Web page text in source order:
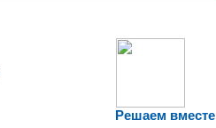
Решаем вместе